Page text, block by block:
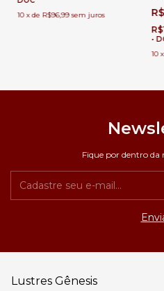
10 xde R$96,99 sem juros
de
•
10
Fique por dentro da
Lustres Gênesis